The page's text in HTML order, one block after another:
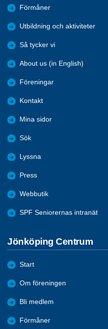
Förmåner
Utbildning och aktiviteter
Så tycker vi
About us (in English)
Föreningar
Kontakt
Mina sidor
Sök
Lyssna
Press
Webbutik
SPF Seniorernas intranät
Jönköping Centrum
Start
Om föreningen
Bli medlem
Förmåner